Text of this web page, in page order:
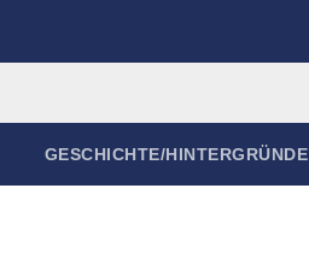
GESCHICHTE/HINTERGRÜNDE